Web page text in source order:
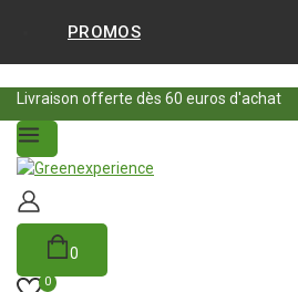
PROMOS
Livraison offerte dès 60 euros d'achat
0
0